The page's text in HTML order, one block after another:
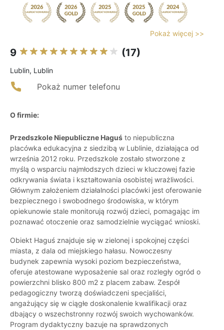
Pokaż więcej >>
9 (17)
Lublin, Lublin
Pokaż numer telefonu
O firmie:
Przedszkole Niepubliczne Haguś to niepubliczna
placówka edukacyjna z siedzibą w Lublinie, działająca od
września 2012 roku. Przedszkole zostało stworzone z
myślą o wsparciu najmłodszych dzieci w kluczowej fazie
odkrywania świata i kształtowania osobistej wrażliwości.
Głównym założeniem działalności placówki jest oferowanie
bezpiecznego i swobodnego środowiska, w którym
opiekunowie stale monitorują rozwój dzieci, pomagając im
poznawać otoczenie oraz samodzielnie wyciągać wnioski.
Obiekt Haguś znajduje się w zielonej i spokojnej części
miasta, z dala od miejskiego hałasu. Nowoczesny
budynek zapewnia wysoki poziom bezpieczeństwa,
oferuje atestowane wyposażenie sal oraz rozległy ogród o
powierzchni blisko 800 m2 z placem zabaw. Zespół
pedagogiczny tworzą doświadczeni specjaliści,
angażujący się w ciągłe doskonalenie kwalifikacji oraz
dbający o wszechstronny rozwój swoich wychowanków.
Program dydaktyczny bazuje na sprawdzonych